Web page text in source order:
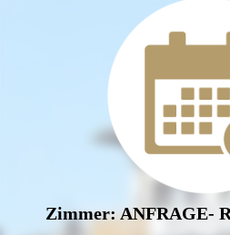
Zimmer: ANFRAGE-